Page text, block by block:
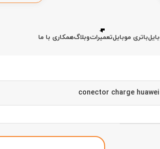
باتری موبایلتعمیراتوبلاگهمکاری با ما